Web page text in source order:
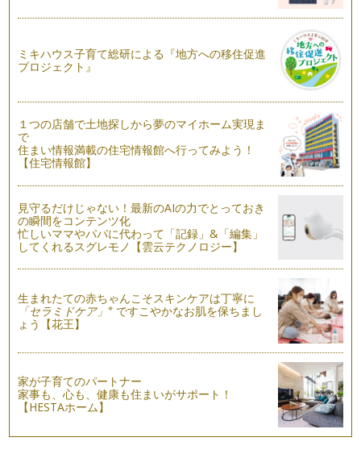
ポーセラーツ＆らくやきマーカーで簡単ＤＩＹをやってみよ
最近よく耳にする「らくやきマーカー」。 こちらは、陶器や
ガラスなどに文字…
父の日ギフトはこれで決まり！ポーセラーツのドリンクアイテ
6月のイベントと言えば「父の日」。 父の日の発祥はアメリカ
で、「母の日」はすでに始…
簡単！ポーセラーツで今人気のロゼットを作ろう！
もともとはヨーロッパでの伝統儀式などで手渡す習慣があった
リボンの勲章です。 またお…
簡単！パパにプレゼント！ポーセラーツでゴルフマーカーを作
ってみよう！
ゴルフマーカーとはゴルフのプレイ中に自分のボールがどこに
ポーセラーツで貯金箱を作ろう！お小遣い教育をはじめよう！
Vol.2
前回は、お小遣いをそろそろと思っているご家庭でできるお小
遣い教育についてお伝えさせていただ…
ポーセラーツで貯金箱を作ろう！お小遣い教育をはじめよう！
Vol.1
新学期を迎える4月。この春からお子さんにお小遣いをあげよ
うか、どうしようか悩んでいるという…
ミキハウス子育て総研による『地方への移住促進
プロジェクト』
１つの店舗で土地探しから夢のマイホーム実現ま
で
住まい情報満載の住宅情報館へ行ってみよう！
【住宅情報館】
見守るだけじゃない！最新のAIの力でとっておき
の瞬間をコンテンツ化
忙しいママやパパに代わって「記録」&「編集」
してくれるスグレモノ【雲云テクノロジー】
生まれたての赤ちゃんこそスキンケアは丁寧に
「セラミドケア」※ ですこやかなお肌を保ちまし
ょう【花王】
家が子育てのパートナー
家事も、心も、健康も住まいがサポート！
【HESTAホーム】